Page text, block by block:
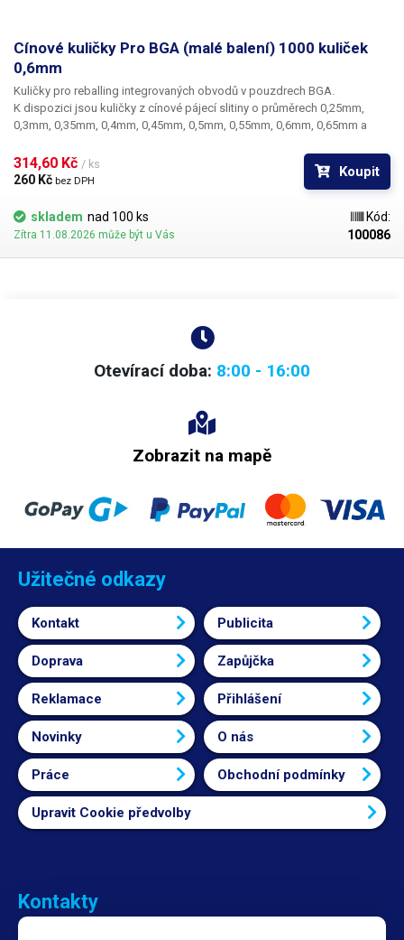
Cínové kuličky Pro BGA (malé balení) 1000 kuliček
0,6mm
Kuličky pro reballing integrovaných obvodů v pouzdrech BGA.
K dispozici jsou kuličky z cínové pájecí slitiny o průměrech 0,25mm,
0,3mm, 0,35mm, 0,4mm, 0,45mm, 0,5mm, 0,55mm, 0,6mm, 0,65mm a
BGA mřížky pro překuličkování. Ampule obsahuje vždy 1000 kusů
kuliček o daném průměru.
314,60 Kč / ks
260 Kč bez DPH
Koupit
skladem nad 100 ks
Zítra 11.08.2026 může být u Vás
Kód:
100086
Otevírací doba: 8:00 - 16:00
Zobrazit na mapě
Užitečné odkazy
Kontakt Publicita
Doprava Zapůjčka
Reklamace Přihlášení
Novinky O nás
Práce Obchodní podmínky
Upravit Cookie předvolby
Kontakty